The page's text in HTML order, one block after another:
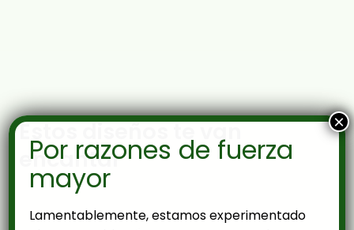
Estos diseños te van
encantar
Por razones de fuerza
mayor
Lamentablemente, estamos experimentado
×